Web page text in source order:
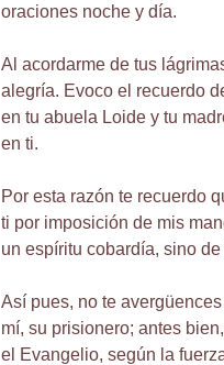
oraciones noche y día.
Al acordarme de tus
alegría. Evoco el recuerdo
en tu abuela Loide y tu
en ti.
Por esta razón te recuerdo
ti por imposición de mis
un espíritu cobardía, sino
Así pues, no te
mí, su prisionero; antes
el Evangelio, según la